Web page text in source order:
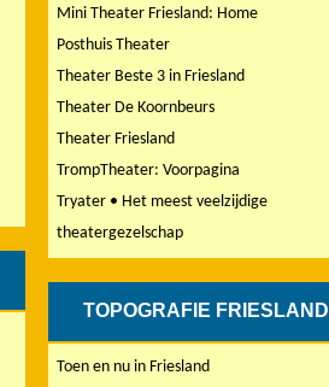
Mini Theater Friesland: Home
Posthuis Theater
Theater Beste 3 in Friesland
Theater De Koornbeurs
Theater Friesland
TrompTheater: Voorpagina
Tryater • Het meest veelzijdige
theatergezelschap
TOPOGRAFIE FRIESLAND
Toen en nu in Friesland